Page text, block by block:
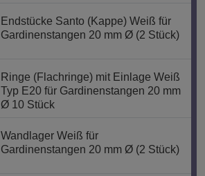
Endstücke Santo (Kappe) Weiß für
Gardinenstangen 20 mm Ø (2 Stück)
Ringe (Flachringe) mit Einlage Weiß
Typ E20 für Gardinenstangen 20 mm
Ø 10 Stück
Wandlager Weiß für
Gardinenstangen 20 mm Ø (2 Stück)